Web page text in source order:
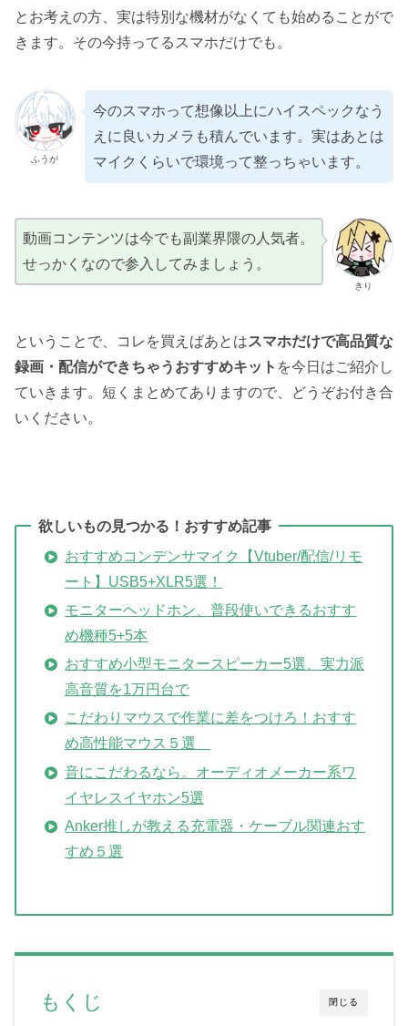
とお考えの方、実は特別な機材がなくても始めることがで
きます。その今持ってるスマホだけでも。
ふうが
今のスマホって想像以上にハイスペックなう
えに良いカメラも積んでいます。実はあとは
マイクくらいで環境って整っちゃいます。
きり
動画コンテンツは今でも副業界隈の人気者。
せっかくなので参入してみましょう。
ということで、コレを買えばあとはスマホだけで高品質な
録画・配信ができちゃうおすすめキット を今日はご紹介し
ていきます。短くまとめてありますので、どうぞお付き合
いください。
欲しいもの見つかる！おすすめ記事
おすすめコンデンサマイク【Vtuber/配信/リモ
ート】USB5+XLR5選！
モニターヘッドホン、普段使いできるおすす
め機種5+5本
おすすめ小型モニタースピーカー5選、実力派
高音質を1万円台で
こだわりマウスで作業に差をつけろ！おすす
め高性能マウス５選
音にこだわるなら。オーディオメーカー系ワ
イヤレスイヤホン5選
Anker推しが教える充電器・ケーブル関連おす
すめ５選
閉じる
もくじ